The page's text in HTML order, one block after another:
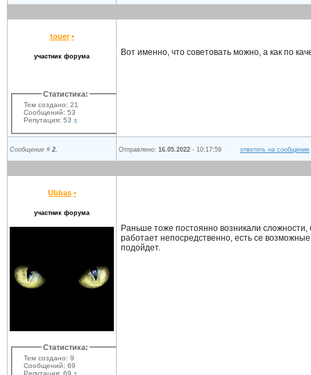
touer •
участник форума
Статистика:
Тем создано: 21
Сообщений: 53
Репутация: 53 ±
Вот именно, что советовать можно, а как по
Сообщение # 2. Отправлено: 16.05.2022 - 10:17:59 ответить на сообщение
Ubbas •
участник форума
Статистика:
Тем создано: 9
Сообщений: 69
Репутация: 69 ±
Раньше тоже постоянно возникали
работает непосредственно, есть се
подойдет.